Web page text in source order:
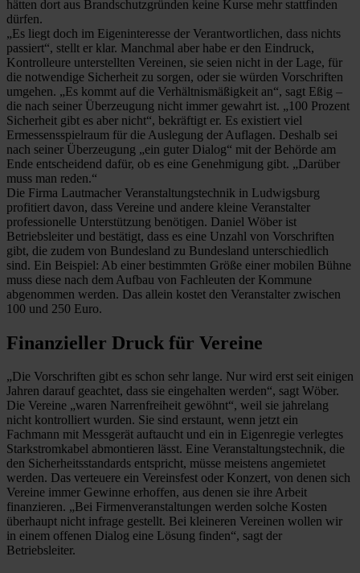
hätten dort aus Brandschutzgründen keine Kurse mehr stattfinden
dürfen.
„Es liegt doch im Eigeninteresse der Verantwortlichen, dass nichts
passiert“, stellt er klar. Manchmal aber habe er den Eindruck,
Kontrolleure unterstellten Vereinen, sie seien nicht in der Lage, für
die notwendige Sicherheit zu sorgen, oder sie würden Vorschriften
umgehen. „Es kommt auf die Verhältnismäßigkeit an“, sagt Eßig –
die nach seiner Überzeugung nicht immer gewahrt ist. „100 Prozent
­Sicherheit gibt es aber nicht“, bekräftigt er. Es existiert viel
Ermessensspielraum für die Auslegung der Auflagen. Deshalb sei
nach seiner Überzeugung „ein guter Dialog“ mit der Behörde am
Ende entscheidend dafür, ob es eine Genehmigung gibt. „Darüber
muss man reden.“
Die Firma Lautmacher Veranstaltungstechnik in Ludwigsburg
profitiert davon, dass Vereine und andere kleine Veranstalter
professionelle Unterstützung benötigen. Daniel Wöber ist
Betriebsleiter und bestätigt, dass es eine Unzahl von Vorschriften
gibt, die zudem von Bundesland zu Bundesland unterschiedlich
sind. Ein Beispiel: Ab einer bestimmten Größe einer mobilen Bühne
muss diese nach dem Aufbau von Fachleuten der Kommune
abgenommen werden. Das allein kostet den Veranstalter zwischen
100 und 250 Euro.
Finanzieller Druck für Vereine
„Die Vorschriften gibt es schon sehr lange. Nur wird erst seit einigen
Jahren darauf geachtet, dass sie eingehalten werden“, sagt Wöber.
Die Vereine „waren Narrenfreiheit gewöhnt“, weil sie jahrelang
nicht kontrolliert wurden. Sie sind erstaunt, wenn jetzt ein
Fachmann mit Messgerät auftaucht und ein in Eigenregie verlegtes
Starkstromkabel abmontieren lässt. Eine Veranstaltungstechnik, die
den Sicherheitsstandards entspricht, müsse meistens angemietet
werden. Das verteuere ein Vereinsfest oder Konzert, von denen sich
Vereine immer Gewinne erhoffen, aus denen sie ihre Arbeit
finanzieren. „Bei Firmenveranstaltungen werden solche Kosten
überhaupt nicht infrage gestellt. Bei kleineren Vereinen wollen wir
in einem offenen Dialog eine Lösung finden“, sagt der
Betriebsleiter.